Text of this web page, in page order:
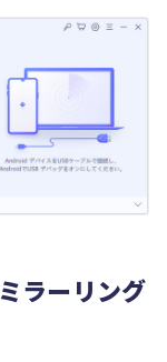
ラーリング